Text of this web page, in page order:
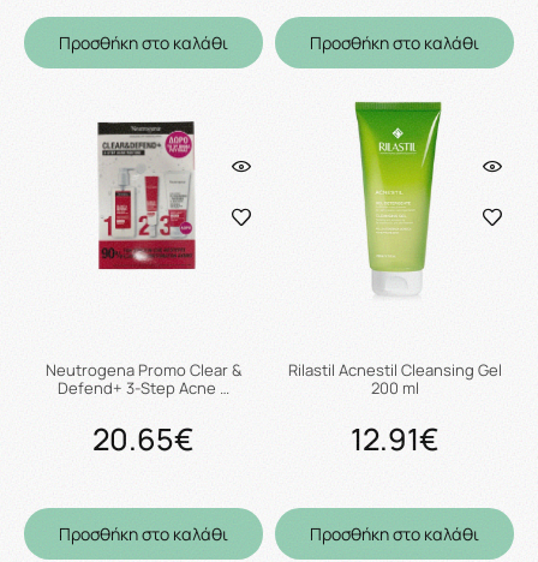
Προσθήκη στο καλάθι Προσθήκη στο καλάθι
Neutrogena Promo Clear &
Defend+ 3-Step Acne …
20.65€
Προσθήκη στο καλάθι
Rilastil Acnestil Cleansing Gel
200 ml
12.91€
Προσθήκη στο καλάθι